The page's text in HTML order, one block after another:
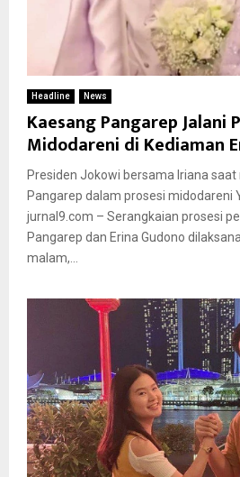
Headline News
Kaesang Pangarep Jalani
Midodareni di Kediaman
Presiden Jokowi bersama Iriana
Pangarep dalam prosesi midodareni
jurnal9.com – Serangkaian prosesi
Pangarep dan Erina Gudono
malam,...